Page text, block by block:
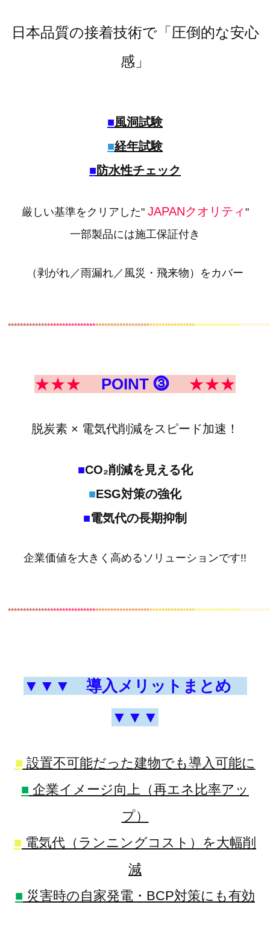
日本品質の接着技術で「圧倒的な安心
感」
■風洞試験
■経年試験
■防水性チェック
厳しい基準をクリアした" JAPANクオリティ "
一部製品には施工保証付き
（剥がれ／雨漏れ／風災・飛来物）をカバー
*****************************************************************************
★★★ POINT ⓷ ★★★
脱炭素 × 電気代削減をスピード加速！
■CO₂削減を見える化
■ESG対策の強化
■電気代の長期抑制
企業価値を大きく高めるソリューションです!!
*****************************************************************************
▼▼▼
導入メリットまとめ
▼▼▼
■ 設置不可能だった建物でも導入可能に
■ 企業イメージ向上（再エネ比率アッ
プ）
■ 電気代（ランニングコスト）を大幅削
減
■ 災害時の自家発電・BCP対策にも有効